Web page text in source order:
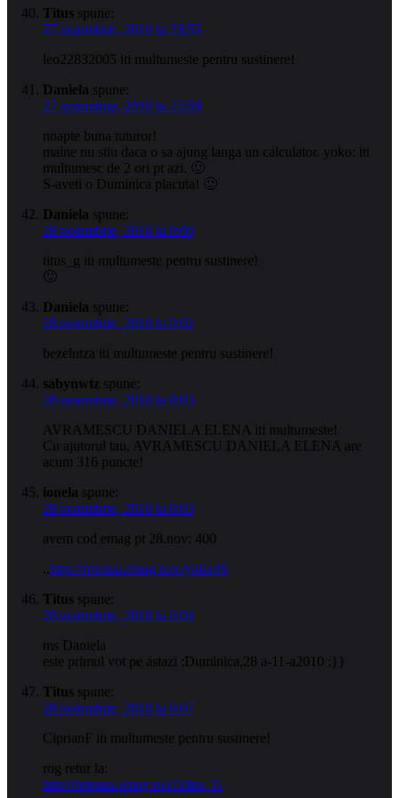
Titus spune:
27 noiembrie, 2010 la 23:55
leo22832005 iti multumeste pentru sustinere!
Daniela spune:
27 noiembrie, 2010 la 23:59
noapte buna tuturor!
maine nu stiu daca o sa ajung langa un calculator. yoko: iti
multumesc de 2 ori pt azi. 🙂
S-aveti o Duminica placuta! 🙂
Daniela spune:
28 noiembrie, 2010 la 0:00
titus_g iti multumeste pentru sustinere!
🙂
Daniela spune:
28 noiembrie, 2010 la 0:02
bezelutza iti multumeste pentru sustinere!
sabynwtz spune:
28 noiembrie, 2010 la 0:03
AVRAMESCU DANIELA ELENA iti multumeste!
Cu ajutorul tau, AVRAMESCU DANIELA ELENA are
acum 316 puncte!
ionela spune:
28 noiembrie, 2010 la 0:03
avem cod emag pt 28.nov: 400
http://reteaua.emag.ro/c/yoko49
Titus spune:
28 noiembrie, 2010 la 0:04
ms Daniela
este primul vot pe astazi :Duminica,28 a-11-a2010 :}}
Titus spune:
28 noiembrie, 2010 la 0:07
CiprianF iti multumeste pentru sustinere!
rog retur la:
http://reteaua.emag.ro/c/Titus_G